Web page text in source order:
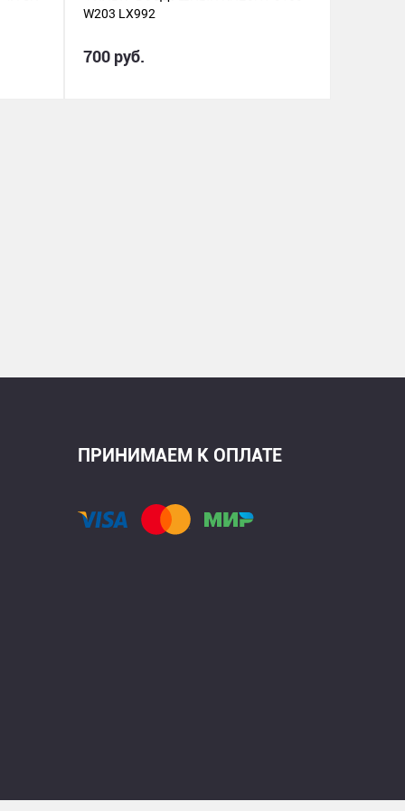
W203 LX992
700 руб.
ПРИНИМАЕМ К ОПЛАТЕ